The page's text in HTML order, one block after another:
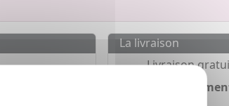
La livraison
Livraison